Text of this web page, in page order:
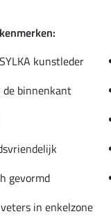
kunstleder
de binnenkant
gevormd
in enkelzone